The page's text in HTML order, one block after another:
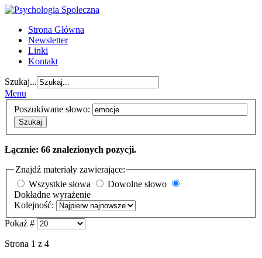
Strona Główna
Newsletter
Linki
Kontakt
Szukaj...
Menu
Poszukiwane słowo:
Szukaj
Łącznie: 66 znalezionych pozycji.
Znajdź materiały zawierające:
Wszystkie słowa
Dowolne słowo
Dokładne wyrażenie
Kolejność:
Pokaż #
Strona 1 z 4